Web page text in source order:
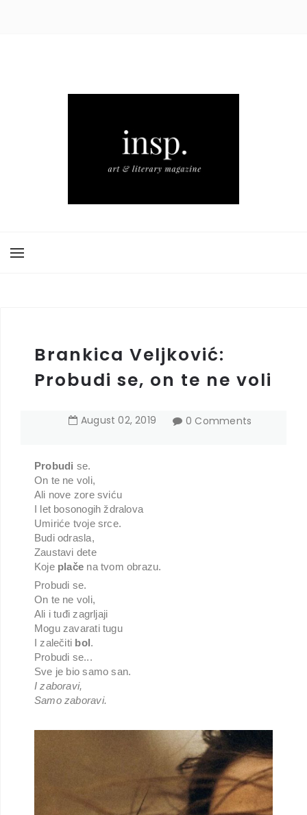
Brankica Veljković:
Probudi se, on te ne voli
August 02,2019 0 Comments
Probudi se.
On te ne voli,
Ali nove zore sviću
I let bosonogih ždralova
Umiriće tvoje srce.
Budi odrasla,
Zaustavi dete
Koje plače na tvom obrazu.
Probudi se.
On te ne voli,
Ali i tuđi zagrljaji
Mogu zavarati tugu
I zalečiti bol.
Probudi se...
Sve je bio samo san.
I zaboravi,
Samo zaboravi.